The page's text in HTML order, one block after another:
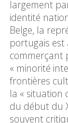
largement
identité
Belge, la
portugais est
commerçant
« minorité
frontières
la « situation
du début du
souvent